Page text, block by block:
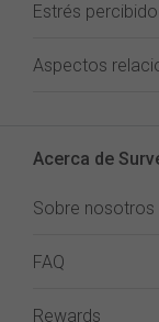
Estrés
Aspectos
Acerca de
Sobre nosotros
FAQ
Rewards